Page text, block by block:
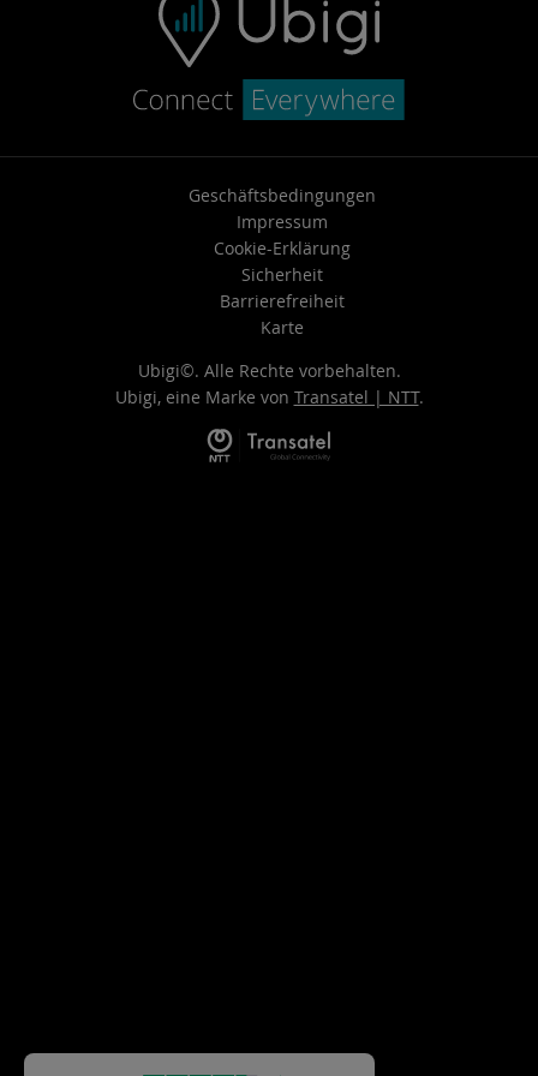
Geschäftsbedingungen
Impressum
Cookie-Erklärung
Sicherheit
Barrierefreiheit
Karte
Ubigi©. Alle Rechte vorbehalten.
Ubigi, eine Marke von Transatel | NTT.